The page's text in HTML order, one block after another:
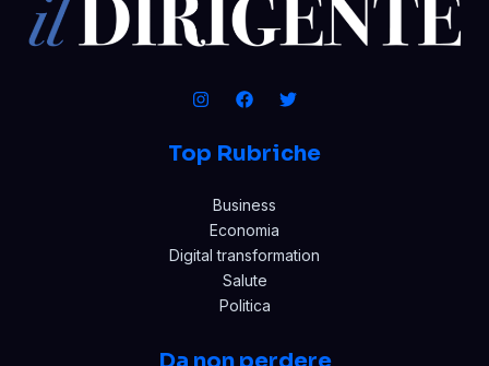
Top Rubriche
Business
Economia
Digital transformation
Salute
Politica